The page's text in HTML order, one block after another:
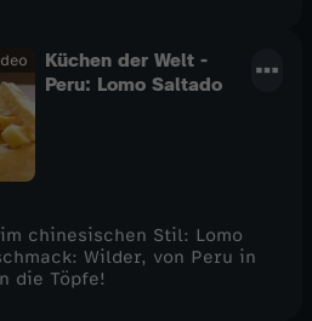
Küchen der Welt -
Peru: Lomo Saltado
chinesischen Stil: Lomo
Wilder, von Peru in
die Töpfe!